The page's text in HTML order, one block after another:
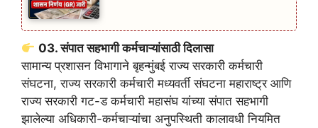
03. संपात सहभागी कर्मचाऱ्यांसाठी दिलासा
सामान्य प्रशासन विभागाने बृहन्मुंबई राज्य सरकारी कर्मचारी
संघटना, राज्य सरकारी कर्मचारी मध्यवर्ती संघटना महाराष्ट्र आणि
राज्य सरकारी गट-ड कर्मचारी महासंघ यांच्या संपात सहभागी
झालेल्या अधिकारी-कर्मचाऱ्यांचा अनुपस्थिती कालावधी नियमित